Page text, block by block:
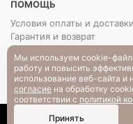
ПОМОЩЬ
Условия оплаты и доставки
Гарантия и возврат
РАЗМЕРНАЯ СЕТКА
Вопрос-ответ
Мы используем cookie-
работу и повысить
использование веб-сайта
согласие на обработку
соответствии с политикой
Принять